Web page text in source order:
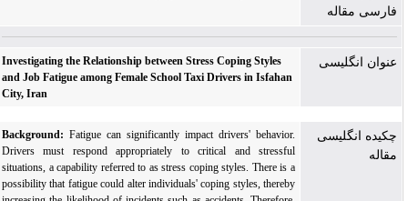
فارسی مقاله
عنوان انگلیسی
Investigating the Relationship between Stress Coping Styles
and Job Fatigue among Female School Taxi Drivers in Isfahan
City, Iran
چکیده انگلیسی
مقاله
Background:Fatigue can significantly impact drivers' behavior.
Drivers must respond appropriately to critical and stressful
situations, a capability referred to as stress coping styles. There is a
possibility that fatigue could alter individuals' coping styles, thereby